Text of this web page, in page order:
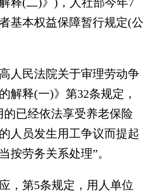
基本权益保障暂行规定(公
民法院关于审理劳动争
解释(一)》第32条规定，
的已经依法享受养老保险
人员发生用工争议而提起
按劳务关系处理”。
第5条规定，用人单位